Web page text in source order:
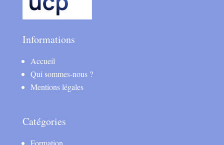
Informations
Accueil
Qui sommes-nous ?
Mentions légales
Catégories
Formation